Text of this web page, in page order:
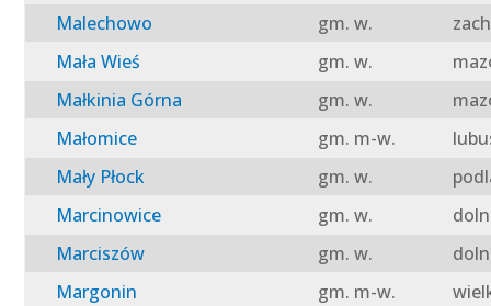
Malechowo
gm. w.
Mała Wieś
gm. w.
Małkinia Górna
gm. w.
Małomice
gm. m-w.
Mały Płock
gm. w.
Marcinowice
gm. w.
Marciszów
gm. w.
Margonin
gm. m-w.